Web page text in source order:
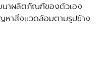
าผลิตภัณฑ์ของตัวเอง
าสิ่งแวดล้อมตามรูปข้าง